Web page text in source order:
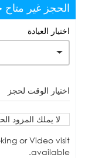
الحجز غير متاح
اختيار العيادة
اختيار الوقت لحجز
لا يملك المزود
or Video visit
available.